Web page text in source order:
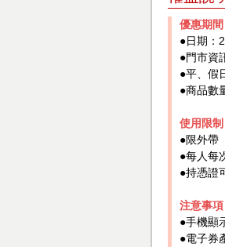
優惠期間
●日期：
●門市資
●平、假
●商品數
使用限制
●限外帶
●每人每
●持憑證
注意事項
●手機顯
●電子券